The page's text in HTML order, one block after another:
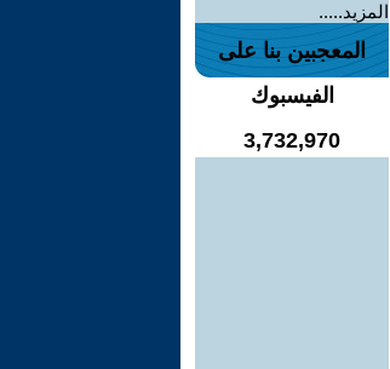
المزيد.....
المعجبين بنا على
الفيسبوك
3,732,970